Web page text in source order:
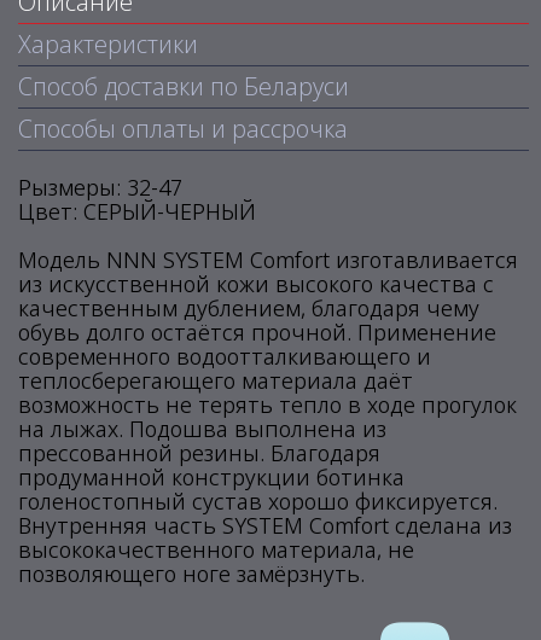
Характеристики
Способ доставки по Беларуси
Способы оплаты и рассрочка
Рызмеры: 32-47
Цвет: СЕРЫЙ-ЧЕРНЫЙ
Модель NNN SYSTEM Comfort изготавливается
из искусственной кожи высокого качества с
качественным дублением, благодаря чему
обувь долго остаётся прочной. Применение
современного водоотталкивающего и
теплосберегающего материала даёт
возможность не терять тепло в ходе прогулок
на лыжах. Подошва выполнена из
прессованной резины. Благодаря
продуманной конструкции ботинка
голеностопный сустав хорошо фиксируется.
Внутренняя часть SYSTEM Comfort сделана из
высококачественного материала, не
позволяющего ноге замёрзнуть.